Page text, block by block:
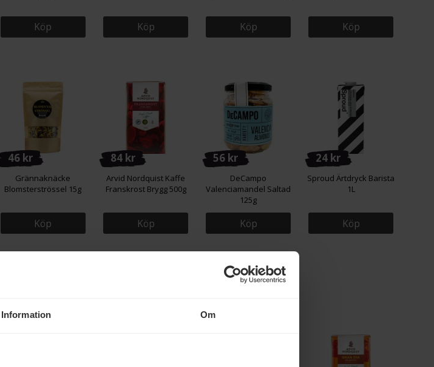
Information Om
Köp Köp Köp Köp
46 kr
Grännaknäcke
Blomsterströssel 15g
Köp
84 kr
Arvid Nordquist Kaffe
Franskrost Brygg 500g
Köp
56 kr
DeCampo
Valenciamandel Saltad
125g
Köp
24 kr
Sproud Ärtdryck Barista
1L
Köp